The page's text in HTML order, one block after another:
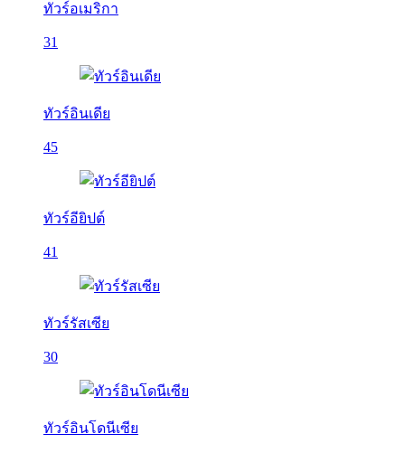
ทัวร์อเมริกา
31
ทัวร์อินเดีย
45
ทัวร์อียิปต์
41
ทัวร์รัสเซีย
30
ทัวร์อินโดนีเซีย